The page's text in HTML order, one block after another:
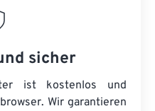
sicher
ist kostenlos und
Wir garantieren